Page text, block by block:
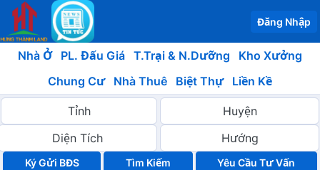
Đăng Nhập
Nhà Ở PL. Đấu Giá T.Trại & N.Dưỡng
Kho Xưởng
Chung Cư
Nhà Thuê Biệt Thự Liền Kề
Ký Gửi BĐS Yêu Cầu Tư Vấn